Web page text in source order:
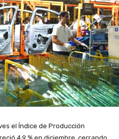
el Índice de Producción